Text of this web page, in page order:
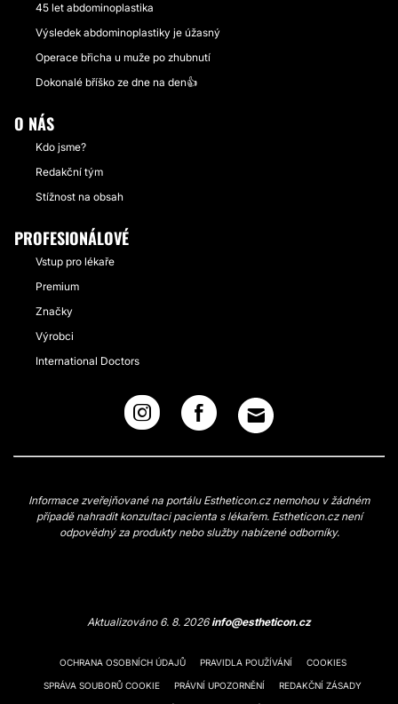
45 let abdominoplastika
Výsledek abdominoplastiky je úžasný
Operace břicha u muže po zhubnutí
Dokonalé bříško ze dne na den👍
O NÁS
Kdo jsme?
Redakční tým
Stížnost na obsah
PROFESIONÁLOVÉ
Vstup pro lékaře
Premium
Značky
Výrobci
International Doctors
Informace zveřejňované na portálu Estheticon.cz nemohou v žádném
případě nahradit konzultaci pacienta s lékařem. Estheticon.cz není
odpovědný za produkty nebo služby nabízené odborníky.
Aktualizováno 6. 8. 2026info@estheticon.cz
OCHRANA OSOBNÍCH ÚDAJŮ PRAVIDLA POUŽÍVÁNÍ COOKIES
SPRÁVA SOUBORŮ COOKIE PRÁVNÍ UPOZORNĚNÍ REDAKČNÍ ZÁSADY